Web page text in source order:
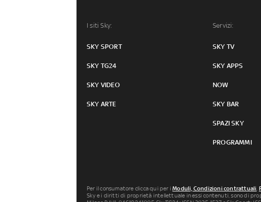
I siti Sky:
SKY SPORT
SKY TG24
SKY VIDEO
SKY ARTE
Servizi:
SKY TV
SKY APPS
NOW
SKY BAR
SPAZI SKY
PROGRAMMI
Per il consumatore clicca qui per iModuli, Condizioni contrattuali,
Sky e i diritti di proprietà intellettuale in essi contenuti, sono di